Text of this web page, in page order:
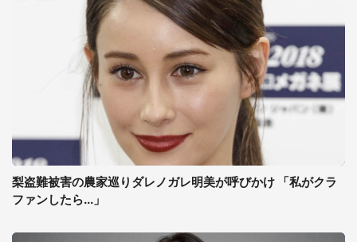
梨盗難被害の農家巡りダレノガレ明美が呼びかけ 「私がクラ
ファンしたら...」